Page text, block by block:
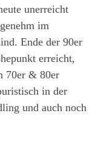
unerreicht
im
Ende der 90er
erreicht,
70er & 80er
in der
und auch noch